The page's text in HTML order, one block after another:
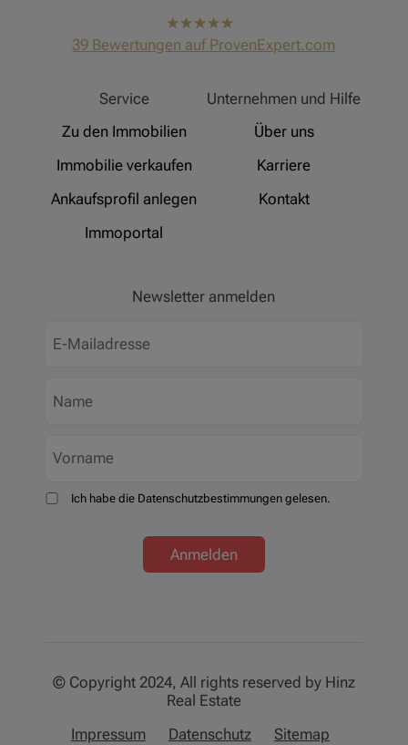
hat4,91
von5
39 Bewertungen auf ProvenExpert.com
Service
Zu den Immobilien
Immobilie verkaufen
Ankaufsprofil anlegen
Immoportal
Unternehmen und Hilfe
Über uns
Karriere
Kontakt
Newsletter anmelden
Ich habe die Datenschutzbestimmungen gelesen.
Anmelden
© Copyright 2024, All rights reserved by Hinz
Real Estate
Impressum
Datenschutz Sitemap